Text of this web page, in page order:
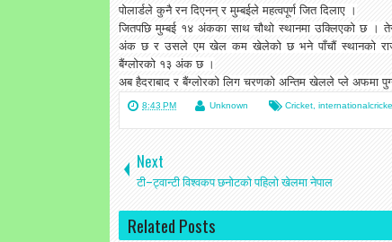
पोलार्डले कुनै रन दिएनन् र मुम्बईले महत्वपूर्ण जित दिलाए ।
जितपछि मुम्बई १४ अंकका साथ चौथो स्थानमा उक्लिएको छ ।
अंक छ र उसले एम खेल कम खेलेको छ भने पाँचौं स्थानको
बैंग्लोरको १३ अंक छ ।
अब हैदराबाद र बैंग्लोरको लिग चरणको अन्तिम खेलले प्ले अफमा
8:43 PM Unknown Cricket
Next
टी–ट्वान्टी विश्वकप छनोटको पहिलो खेलमा नेपाल
Related Posts